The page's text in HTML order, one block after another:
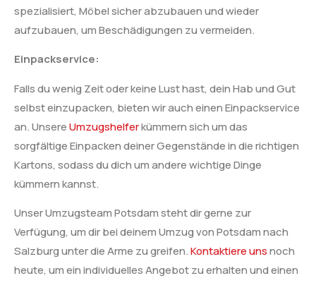
spezialisiert, Möbel sicher abzubauen und wieder
aufzubauen, um Beschädigungen zu vermeiden.
Einpackservice:
Falls du wenig Zeit oder keine Lust hast, dein Hab und Gut
selbst einzupacken, bieten wir auch einen Einpackservice
an. UnsereUmzugshelferkümmern sich um das
sorgfältige Einpacken deiner Gegenstände in die richtigen
Kartons, sodass du dich um andere wichtige Dinge
kümmern kannst.
Unser Umzugsteam Potsdam steht dir gerne zur
Verfügung, um dir bei deinem Umzug von Potsdam nach
Salzburg unter die Arme zu greifen.Kontaktiere unsnoch
heute, um ein individuelles Angebot zu erhalten und einen